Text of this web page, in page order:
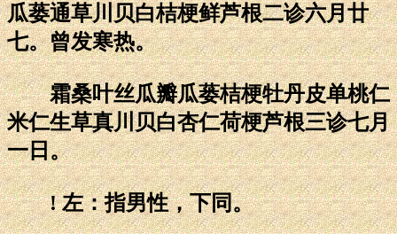
瓜蒌通草川贝白桔梗鲜芦根二诊六月廿
七。曾发寒热。
霜桑叶丝瓜瓣瓜蒌桔梗牡丹皮单桃仁
米仁生草真川贝白杏仁荷梗芦根三诊七月
一日。
! 左：指男性，下同。